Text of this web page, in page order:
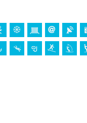
Kajakfahren,
Kilometern von der
von 10 Kilometern von